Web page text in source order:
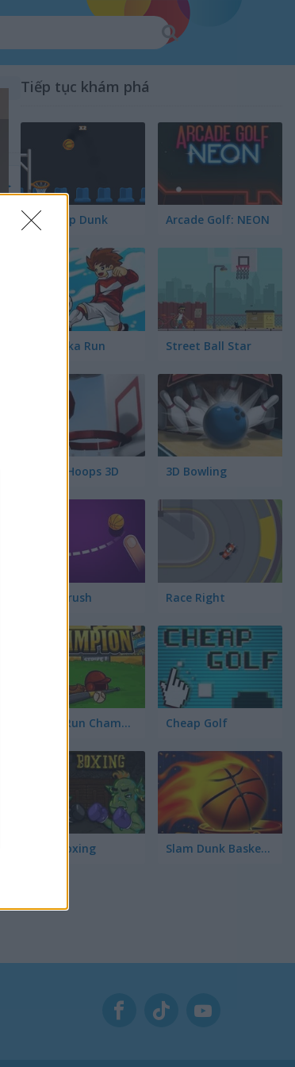
Tiếp tục khám phá
Tap Tap Dunk Arcade Golf: NEON
Tiki Taka Run Street Ball Star
Street Hoops 3D 3D Bowling
Dunk Brush Race Right
Home Run Champion Cheap Golf
Troll Boxing Slam Dunk Basketball